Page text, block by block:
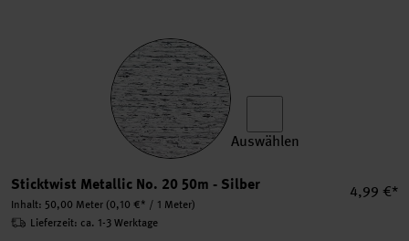
Auswählen
Sticktwist Metallic No. 20 50m - Silber
Inhalt: 50,00 Meter (0,10 €* / 1 Meter)
4,99 €*
Lieferzeit: ca. 1-3 Werktage